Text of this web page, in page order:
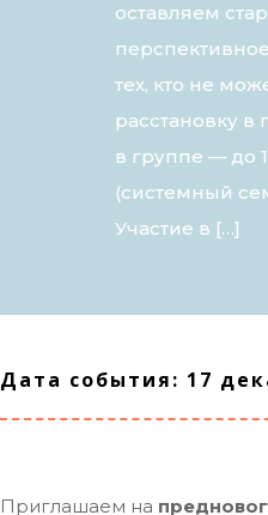
оставляем
тех, кто не
расстановку в
в группе — до
(системный
Участие в […]
Дата события: 17
Приглашаем на